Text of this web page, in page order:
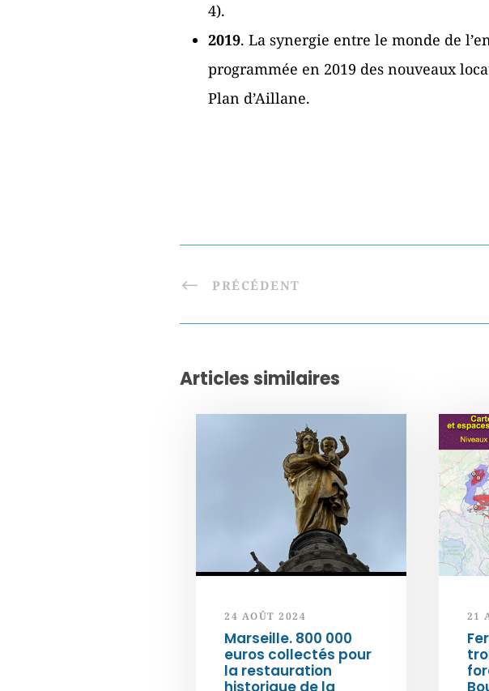
4).
2019. La synergie entre le monde de
programmée en 2019 des nouveaux
Plan d’Aillane.
PRÉCÉDENT
Articles similaires
24 AOÛT 2024
Marseille. 800 000
euros collectés pour
la restauration
historique de la
21